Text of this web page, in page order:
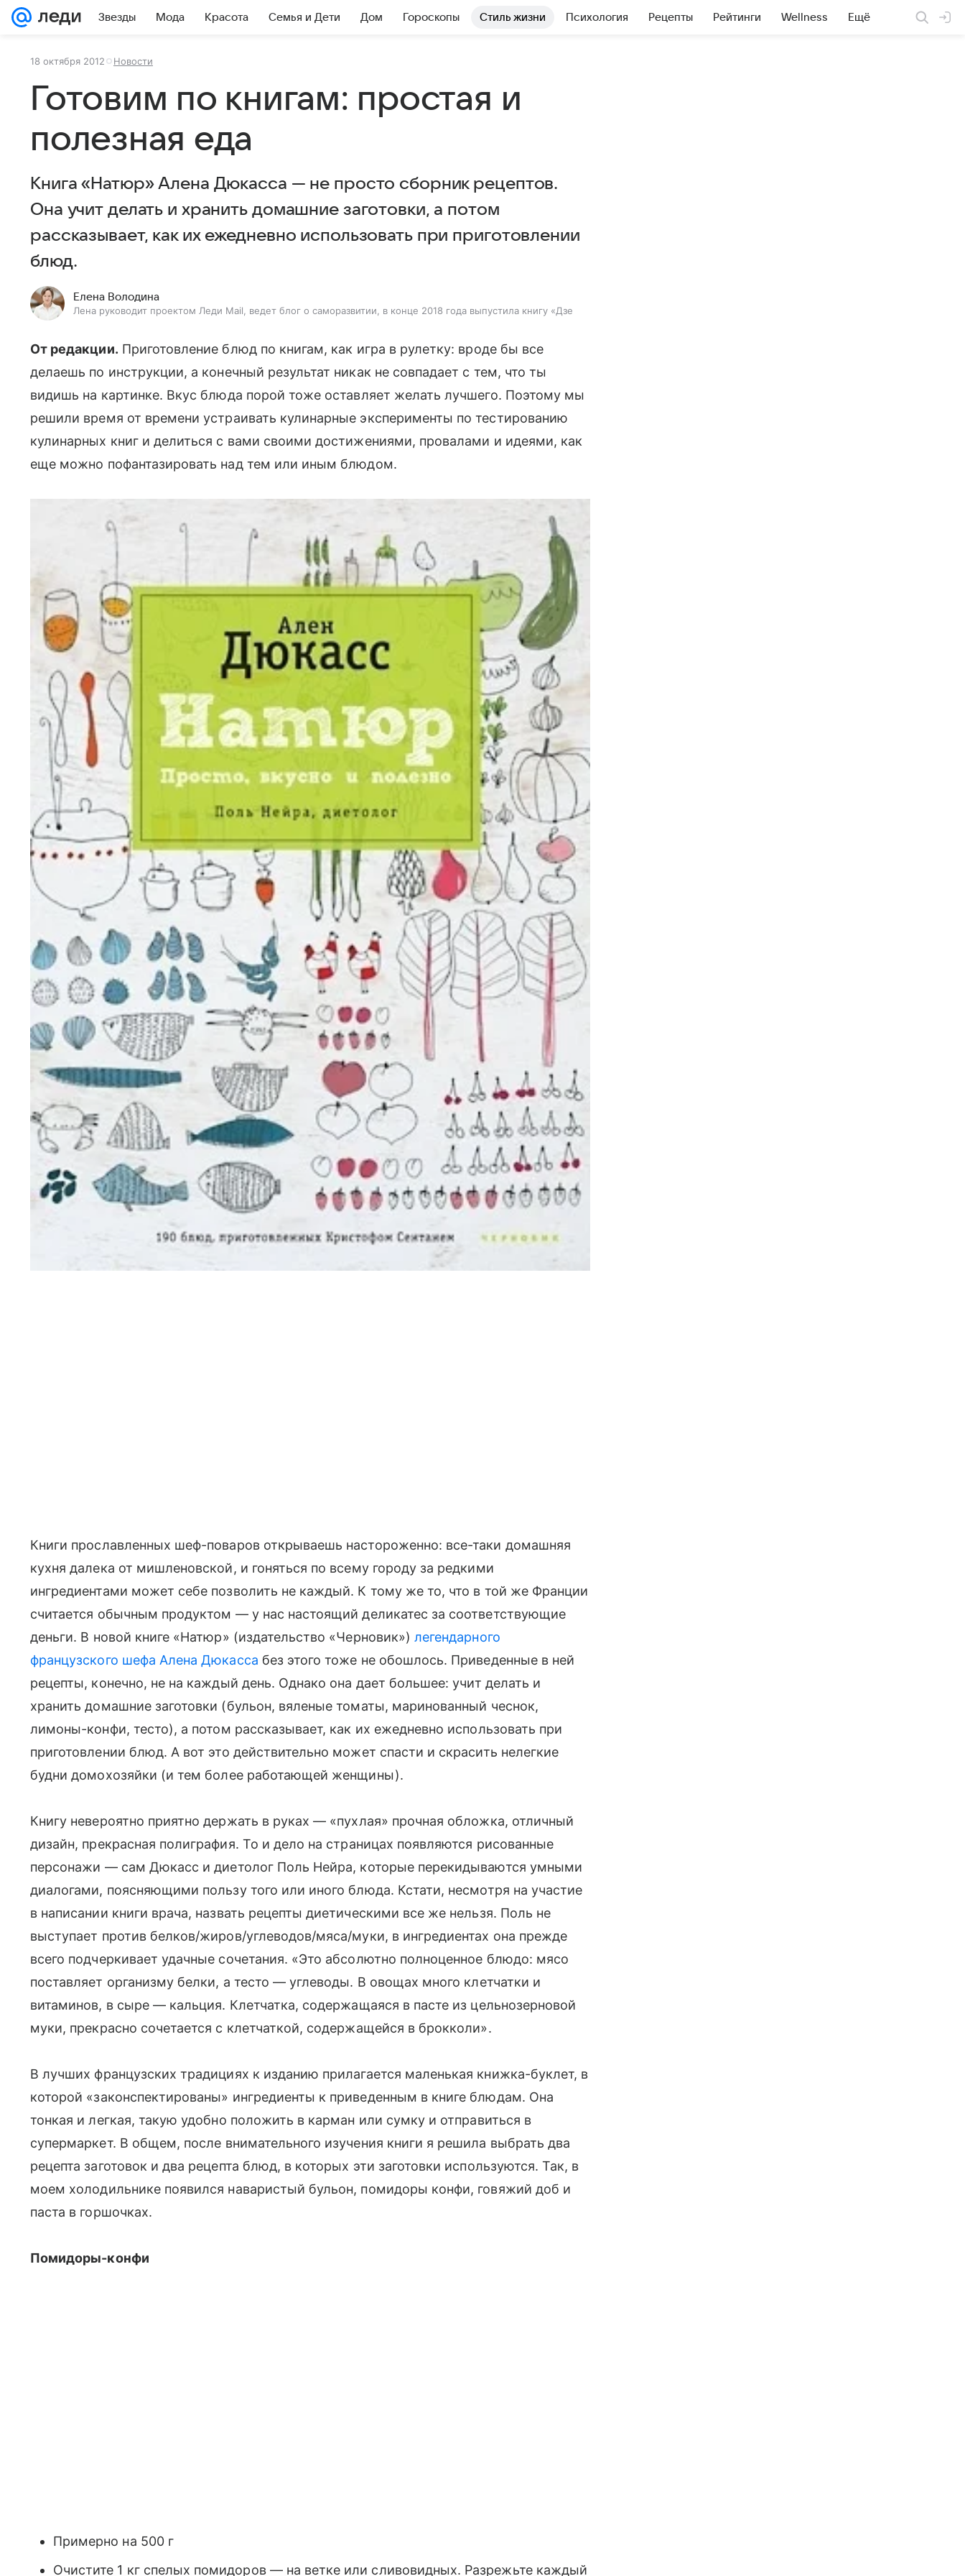
Звезды Мода Красота Семья и Дети Дом Гороскопы Стиль жизни Психология Рецепты Рейтинги Wellness Ещё
18 октября 2012 Новости
Готовим по книгам: простая и
полезная еда
Книга «Натюр» Алена Дюкасса — не просто сборник рецептов.
Она учит делать и хранить домашние заготовки, а потом
рассказывает, как их ежедневно использовать при приготовлении
блюд.
Елена Володина
Лена руководит проектом Леди Mail, ведет блог о саморазвитии, в конце 2018 года выпустила книгу «Дзе
От редакции. Приготовление блюд по книгам, как игра в рулетку: вроде бы все
делаешь по инструкции, а конечный результат никак не совпадает с тем, что ты
видишь на картинке. Вкус блюда порой тоже оставляет желать лучшего. Поэтому мы
решили время от времени устраивать кулинарные эксперименты по тестированию
кулинарных книг и делиться с вами своими достижениями, провалами и идеями, как
еще можно пофантазировать над тем или иным блюдом.
Книги прославленных шеф-поваров открываешь настороженно: все-таки домашняя
кухня далека от мишленовской, и гоняться по всему городу за редкими
ингредиентами может себе позволить не каждый. К тому же то, что в той же Франции
считается обычным продуктом — у нас настоящий деликатес за соответствующие
деньги. В новой книге «Натюр» (издательство «Черновик»)легендарного
французского шефа Алена Дюкасса без этого тоже не обошлось. Приведенные в ней
рецепты, конечно, не на каждый день. Однако она дает большее: учит делать и
хранить домашние заготовки (бульон, вяленые томаты, маринованный чеснок,
лимоны-конфи, тесто), а потом рассказывает, как их ежедневно использовать при
приготовлении блюд. А вот это действительно может спасти и скрасить нелегкие
будни домохозяйки (и тем более работающей женщины).
Книгу невероятно приятно держать в руках — «пухлая» прочная обложка, отличный
дизайн, прекрасная полиграфия. То и дело на страницах появляются рисованные
персонажи — сам Дюкасс и диетолог Поль Нейра, которые перекидываются умными
диалогами, поясняющими пользу того или иного блюда. Кстати, несмотря на участие
в написании книги врача, назвать рецепты диетическими все же нельзя. Поль не
выступает против белков/жиров/углеводов/мяса/муки, в ингредиентах она прежде
всего подчеркивает удачные сочетания. «Это абсолютно полноценное блюдо: мясо
поставляет организму белки, а тесто — углеводы. В овощах много клетчатки и
витаминов, в сыре — кальция. Клетчатка, содержащаяся в пасте из цельнозерновой
муки, прекрасно сочетается с клетчаткой, содержащейся в брокколи».
В лучших французских традициях к изданию прилагается маленькая книжка-буклет, в
которой «законспектированы» ингредиенты к приведенным в книге блюдам. Она
тонкая и легкая, такую удобно положить в карман или сумку и отправиться в
супермаркет. В общем, после внимательного изучения книги я решила выбрать два
рецепта заготовок и два рецепта блюд, в которых эти заготовки используются. Так, в
моем холодильнике появился наваристый бульон, помидоры конфи, говяжий доб и
паста в горшочках.
Помидоры-конфи
Примерно на 500 г
Очистите 1 кг спелых помидоров — на ветке или сливовидных. Разрежьте каждый